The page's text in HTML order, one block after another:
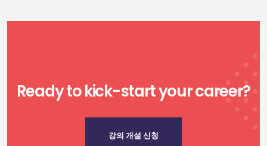
Ready to kick-start your career?
강의 개설 신청